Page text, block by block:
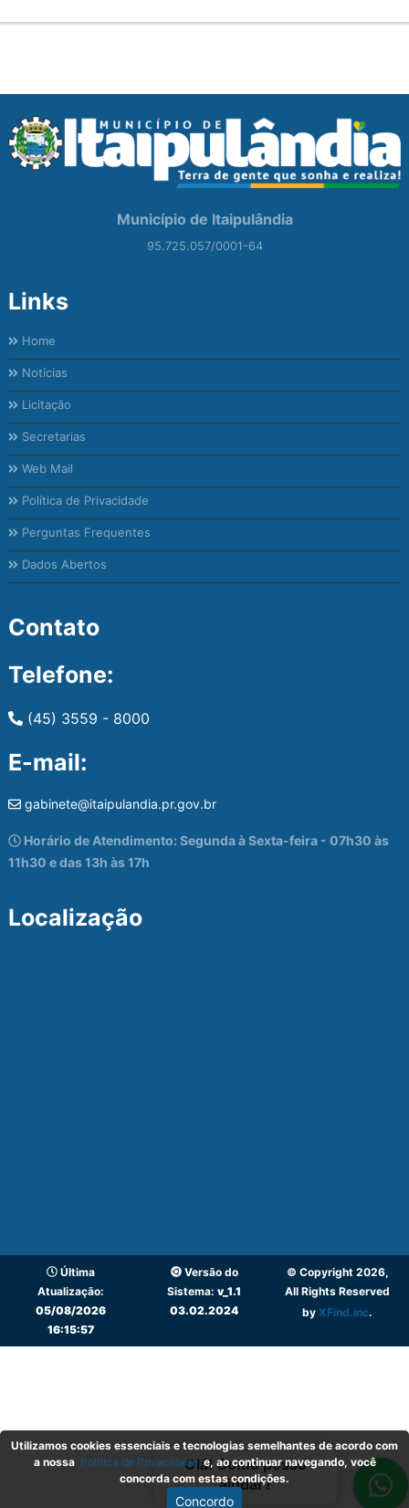
Olá! Como posso
ajudar?
Município de Itaipulândia
95.725.057/0001-64
Links
Home
Notícias
Licitação
Secretarias
Web Mail
Política de Privacidade
Perguntas Frequentes
Dados Abertos
Contato
Telefone:
(45) 3559 - 8000
E-mail:
gabinete@itaipulandia.pr.gov.br
Horário de Atendimento: Segunda à Sexta-feira - 07h30 às
11h30 e das 13h às 17h
Localização
Última
Atualização:
05/08/2026
16:15:57
Versão do
Sistema:v_1.1
03.02.2024
© Copyright 2026,
All Rights Reserved
by XFind.inc.
Utilizamos cookies essenciais e tecnologias semelhantes de acordo com
a nossa Política de Privacidadee, ao continuar navegando, você
concorda com estas condições.
Concordo